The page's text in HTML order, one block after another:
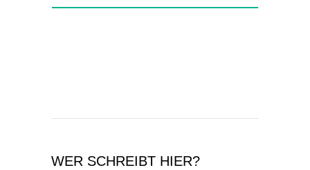
WER SCHREIBT HIER?